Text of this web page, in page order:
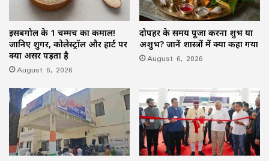
इसबगोल के 1 चम्मच का कमाल!
जानिए शुगर, कोलेस्ट्रॉल और हार्ट पर
क्या असर पड़ता है
August 6, 2026
दोपहर के समय पूजा करना शुभ या
अशुभ? जानें शास्त्रों में क्या कहा गया
August 6, 2026